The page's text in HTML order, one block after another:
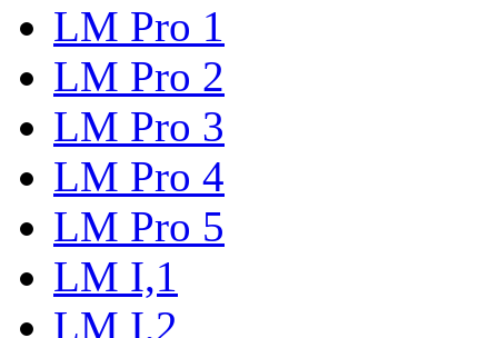
LM Pro 1
LM Pro 2
LM Pro 3
LM Pro 4
LM Pro 5
LM I,1
LM I,2